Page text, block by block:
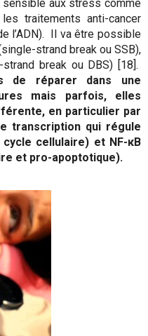
sensible aux stress comme
traitements anti-cancer
l’ADN). Il va être possible
strand break ou SSB),
break ou DBS) [18].
de réparer dans une
mais parfois, elles
en particulier par
transcription qui régule
cycle cellulaire) et NF-κB
et pro-apoptotique).